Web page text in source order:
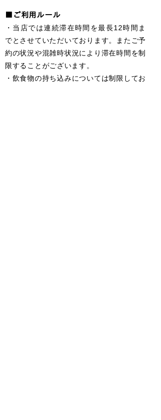
■ご利用ルール
・当店では連続滞在時間を最長12時間ま
でとさせていただいております。
またご予
約の状況や混雑時状況に より滞在時間を制
限することがございます。
・飲食物の持ち込みについては制限してお